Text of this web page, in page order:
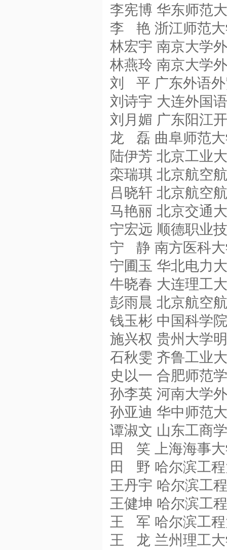
李宪博 华东师范
李 艳 浙江师范大
林宏宇 南京大学
林燕玲 南京大学
刘 平 广东外语外
刘诗宇 大连外国
刘月媚 广东阳江
龙 磊 曲阜师范大
陆伊芳 北京工业
栾瑞琪 北京航空
吕晓轩 北京航空
马艳丽 北京交通
宁宏远 顺德职业
宁 静 南方医科大
宁圃玉 华北电力
牛晓春 大连理工
彭雨晨 北京航空
钱玉彬 中国科学
施兴权 贵州大学
石秋雯 齐鲁工业
史以一 合肥师范
孙李英 河南大学
孙亚迪 华中师范
谭淑文 山东工商
田 笑 上海海事
田 野 哈尔滨工
王丹宇 哈尔滨工
王健坤 哈尔滨工
王 军 哈尔滨工
王 龙 兰州理工